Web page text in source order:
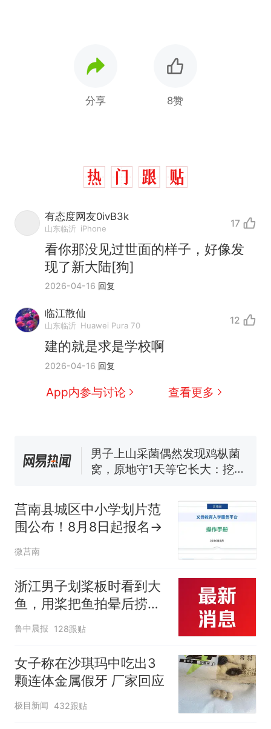
分享 8赞
有态度网友0ivB3k
山东临沂 iPhone 17
看你那没见过世面的样子，好像发
现了新大陆[狗]
2026-04-16 回复
临江散仙
山东临沂 Huawei Pura 70 12
建的就是求是学校啊
2026-04-16 回复
App内参与讨论 查看更多
热
那个在床头放菜刀的女孩，
因老师一句“跟我回家”改写了
人生制裁瓜子饺子，美国怕什
么？
费大厨“全国小炒肉大王”称
140多朵
美国渔民钓获鲨鱼徒手将其拽
回大海 目击者直呼震惊 （视频
官方通报
热 那个在床头放菜刀的女孩，
因老师一句“跟我回家”改写了
莒南县城区中小学划片范
围公布！8月8日起报名→
微莒南
浙江男子划桨板时看到大
鱼，用桨把鱼拍晕后捞
起；当事人：鱼重7斤6
两，做成红烧辣子鱼块，
味道很好
鲁中晨报 128跟贴
女子称在沙琪玛中吃出3
颗连体金属假牙 厂家回应
极目新闻 432跟贴